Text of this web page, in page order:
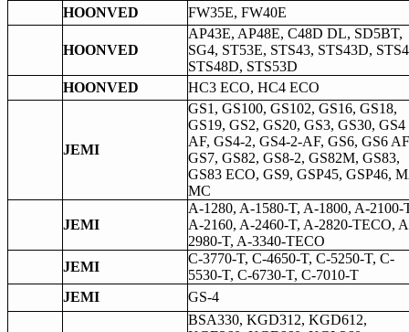
HOONVED
FW35E, FW40E
HOONVED
AP43E, AP48E, C48D DL, SD5BT,
SG4, ST53E, STS43, STS43D,
STS48D, STS53D
HOONVED
HC3 ECO, HC4 ECO
JEMI
GS1, GS100, GS102, GS16, GS18,
GS19, GS2, GS20, GS3, GS30, GS4
AF, GS4-2, GS4-2-AF, GS6, GS6
GS7, GS82, GS8-2, GS82M, GS83,
GS83 ECO, GS9, GSP45, GSP46,
MC
JEMI
A-1280, A-1580-T, A-1800, A-2100-
A-2160, A-2460-T, A-2820-TECO,
2980-T, A-3340-TECO
JEMI
C-3770-T, C-4650-T, C-5250-T, C-
5530-T, C-6730-T, C-7010-T
JEMI
GS-4
BSA330, KGD312, KGD612,